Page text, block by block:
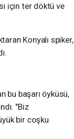
için ter döktü ve
Konyalı spiker,
bu başarı öyküsü,
"Biz
bir coşku